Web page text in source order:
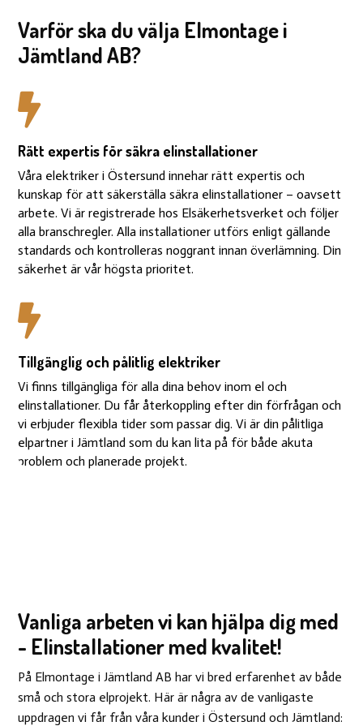
Varför ska du välja Elmontage i
Jämtland AB?

Rätt expertis för säkra elinstallationer
Våra elektriker i Östersund innehar rätt expertis och
kunskap för att säkerställa säkra elinstallationer – oavsett
arbete. Vi är registrerade hos Elsäkerhetsverket och följer
alla branschregler. Alla installationer utförs enligt gällande
standards och kontrolleras noggrant innan överlämning. Din
säkerhet är vår högsta prioritet.

Tillgänglig och pålitlig elektriker
Vi finns tillgängliga för alla dina behov inom el och
elinstallationer. Du får återkoppling efter din förfrågan och
vi erbjuder flexibla tider som passar dig. Vi är din pålitliga
elpartner i Jämtland som du kan lita på för både akuta
problem och planerade projekt.
Vanliga arbeten vi kan hjälpa dig med
- Elinstallationer med kvalitet!
På Elmontage i Jämtland AB har vi bred erfarenhet av både
små och stora elprojekt. Här är några av de vanligaste
uppdragen vi får från våra kunder i Östersund och Jämtland: